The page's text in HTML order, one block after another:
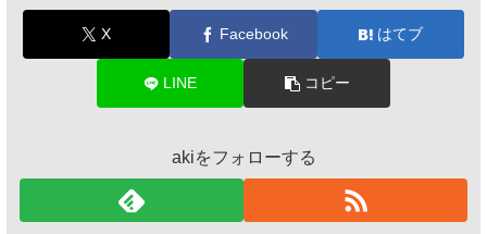
X Facebook はてブ
LINE コピー
akiをフォローする